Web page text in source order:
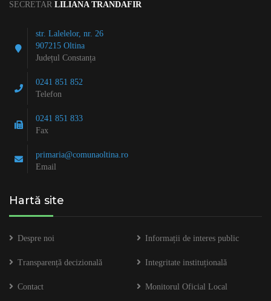
SECRETAR LILIANA TRANDAFIR
str. Lalelelor, nr. 26
907215 Oltina
Județul Constanța
0241 851 852
Telefon
0241 851 833
Fax
primaria@comunaoltina.ro
Email
Hartă site
Despre noi Informații de interes public
Transparență decizională Integritate instituțională
Contact Monitorul Oficial Local